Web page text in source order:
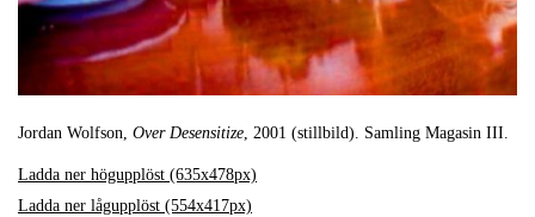
Jordan Wolfson, Over Desensitize , 2001 (stillbild). Samling Magasin III.
Ladda ner högupplöst (635x478px)
Ladda ner lågupplöst (554x417px)